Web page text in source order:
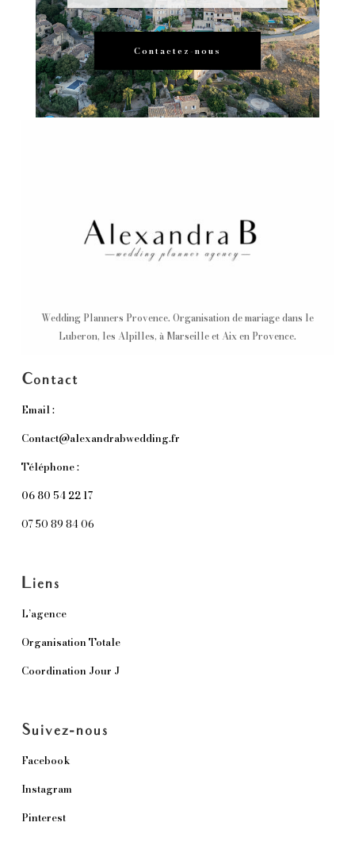
Contactez-nous
Wedding Planners Provence. Organisation de mariage dans le
Luberon, les Alpilles, à Marseille et Aix en Provence.
Contact
Email :
Contact@alexandrabwedding.fr
Téléphone :
06 80 54 22 17
07 50 89 84 06
Liens
L’agence
Organisation Totale
Coordination Jour J
Suivez-nous
Facebook
Instagram
Pinterest